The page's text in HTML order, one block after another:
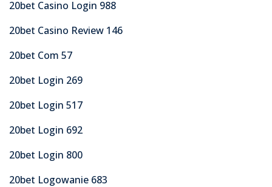
20bet Casino Login 988
20bet Casino Review 146
20bet Com 57
20bet Login 269
20bet Login 517
20bet Login 692
20bet Login 800
20bet Logowanie 683